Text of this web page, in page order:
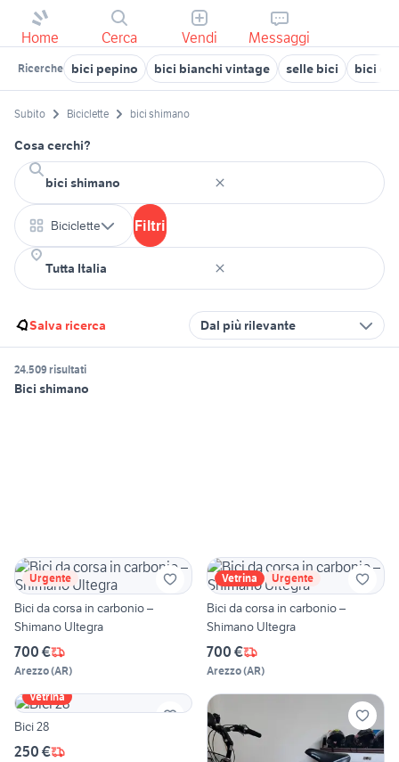
Home Cerca Vendi Messaggi
Ricerche bici pepino bici bianchi vintage selle bici bici
Subito Biciclette bici shimano
Cosa cerchi?
Biciclette Filtri
Salva ricerca Dal più rilevante
24.509 risultati
Bici shimano
Urgente
Bici da corsa in carbonio –
Shimano Ultegra
700 €
Arezzo(AR)
Vetrina Urgente
Bici da corsa in carbonio –
Shimano Ultegra
700 €
Arezzo(AR)
Vetrina
Bici 28
250 €